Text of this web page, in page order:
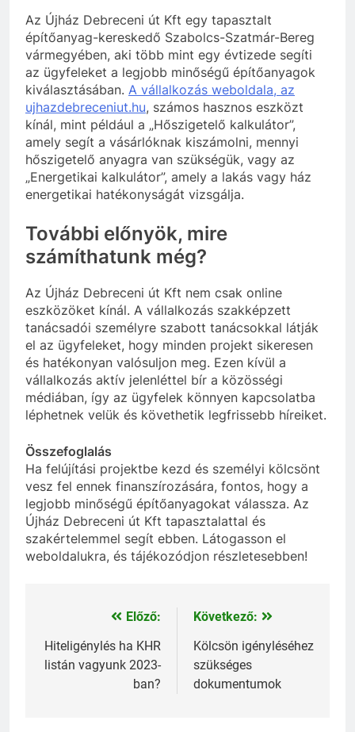
Az Újház Debreceni út Kft egy tapasztalt
építőanyag-kereskedő Szabolcs-Szatmár-Bereg
vármegyében, aki több mint egy évtizede segíti
az ügyfeleket a legjobb minőségű építőanyagok
kiválasztásában. A vállalkozás weboldala, az
ujhazdebreceniut.hu, számos hasznos eszközt
kínál, mint például a „Hőszigetelő kalkulátor”,
amely segít a vásárlóknak kiszámolni, mennyi
hőszigetelő anyagra van szükségük, vagy az
„Energetikai kalkulátor”, amely a lakás vagy ház
energetikai hatékonyságát vizsgálja.
További előnyök, mire
számíthatunk még?
Az Újház Debreceni út Kft nem csak online
eszközöket kínál. A vállalkozás szakképzett
tanácsadói személyre szabott tanácsokkal látják
el az ügyfeleket, hogy minden projekt sikeresen
és hatékonyan valósuljon meg. Ezen kívül a
vállalkozás aktív jelenléttel bír a közösségi
médiában, így az ügyfelek könnyen kapcsolatba
léphetnek velük és követhetik legfrissebb híreiket.
Összefoglalás
Ha felújítási projektbe kezd és személyi kölcsönt
vesz fel ennek finanszírozására, fontos, hogy a
legjobb minőségű építőanyagokat válassza. Az
Újház Debreceni út Kft tapasztalattal és
szakértelemmel segít ebben. Látogasson el
weboldalukra, és tájékozódjon részletesebben!
Bejegyzés
navigáció
Előző:
Hiteligénylés ha KHR
listán vagyunk 2023-
ban?
Következő:
Kölcsön igényléséhez
szükséges
dokumentumok